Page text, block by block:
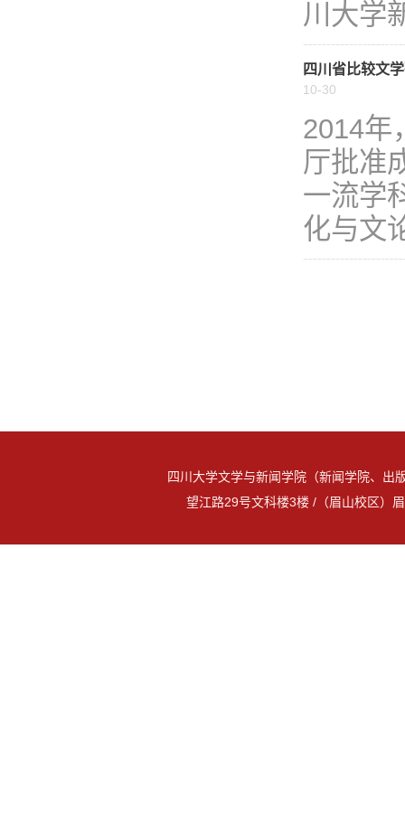
川大学
四川省比较文
10-30
2014年
厅批准
一流学
化与文
四川大学文学与新闻学院（新闻学院、
望江路29号文科楼3楼 /（眉山校区